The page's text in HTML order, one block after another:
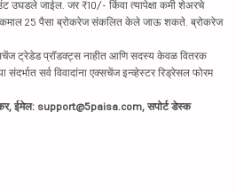
उघडले जाईल. जर ₹10/- किंवा त्यापेक्षा कमी शेअरचे
25 पैसा ब्रोकरेज संकलित केले जाऊ शकते. ब्रोकरेज
ट्रेडेड प्रॉडक्ट्स नाहीत आणि सदस्य केवळ वितरक
सर्व विवादांना एक्सचेंज इन्व्हेस्टर रिड्रेसल फोरम
ईमेल: support@5paisa.com, सपोर्ट डेस्क